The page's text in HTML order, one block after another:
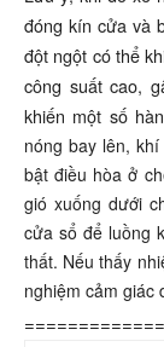
đóng kín cửa và
đột ngột có thể
công suất cao,
khiến một số
nóng bay lên,
bật điều hòa ở
gió xuống dưới
cửa sổ để luồng
thất. Nếu thấy
nghiệm cảm giác